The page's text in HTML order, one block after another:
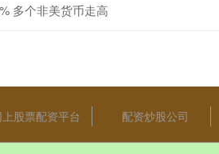
多个非美货币走高
上股票配资平台 配资炒股公司